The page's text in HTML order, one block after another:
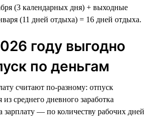
(3 календарных дня) + выходные
(11 дней отдыха) = 16 дней отдыха.
году выгодно
по деньгам
считают по-разному: отпуск
среднего дневного заработка
зарплату — по количеству рабочих дней